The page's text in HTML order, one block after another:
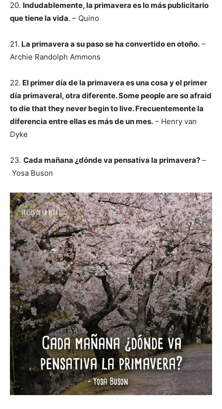
20. Indudablemente, la primavera es lo más publicitario
que tiene la vida. – Quino
21. La primavera a su paso se ha convertido en otoño. –
Archie Randolph Ammons
22. El primer día de la primavera es una cosa y el primer
día primaveral, otra diferente. Some people are so afraid
to die that they never begin to live. Frecuentemente la
diferencia entre ellas es más de un mes. – Henry van
Dyke
23. Cada mañana ¿dónde va pensativa la primavera? –
Yosa Buson